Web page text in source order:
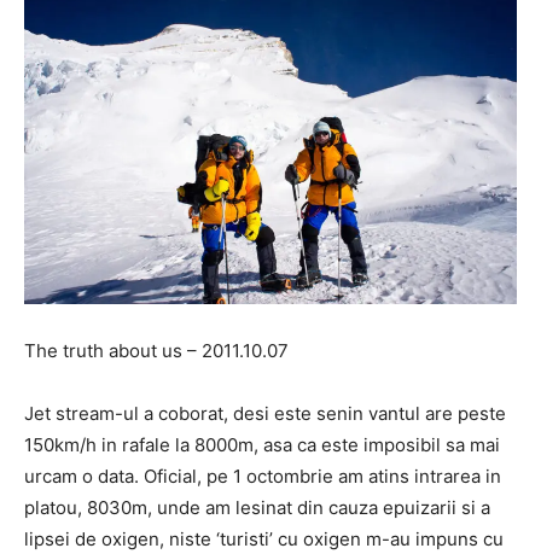
The truth about us – 2011.10.07
Jet stream-ul a coborat, desi este senin vantul are peste
150km/h in rafale la 8000m, asa ca este imposibil sa mai
urcam o data. Oficial, pe 1 octombrie am atins intrarea in
platou, 8030m, unde am lesinat din cauza epuizarii si a
lipsei de oxigen, niste ‘turisti’ cu oxigen m-au impuns cu